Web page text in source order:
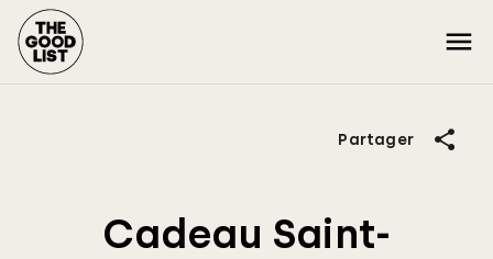
Cadeau Saint-
Partager